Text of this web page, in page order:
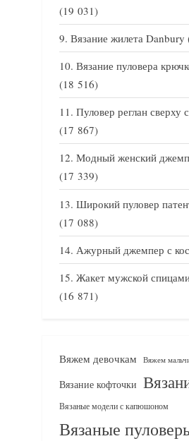
(19 031)
Вязание жилета Danbury
Вязание пуловера
(18 516)
Пуловер реглан сверху
(17 867)
Модный женский
(17 339)
Широкий пуловер
(17 088)
Ажурный джемпер с
Жакет мужской
(16 871)
Вяжем девочкам Вяжем
Вязание кофточки
Вязаные модели с капюшоном
Вязаные